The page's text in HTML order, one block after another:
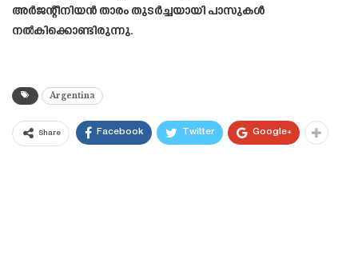
അർജന്റീനിയൻ താരം തുടർച്ചയായി പാസുകൾ
നൽകിക്കൊണ്ടിരുന്നു.
Argentina
Share Facebook Twitter Google+